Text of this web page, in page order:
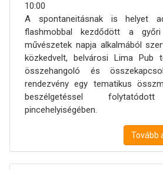
10:00
A spontaneitásnak is helyet
flashmobbal kezdődött a
művészetek napja alkalmából
közkedvelt, belvárosi Lima Pub
összehangoló és
rendezvény egy tematikus
beszélgetéssel
pincehelyiségében.
Tovább